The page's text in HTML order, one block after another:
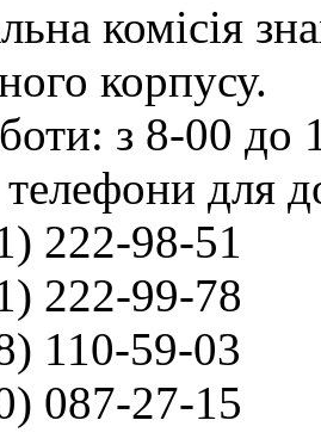
комісія
корпусу.
з 8-00 до
телефони для
222-98-51
222-99-78
110-59-03
087-27-15